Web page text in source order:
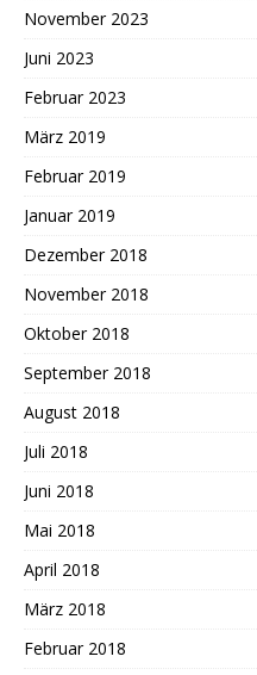
November 2023
Juni 2023
Februar 2023
März 2019
Februar 2019
Januar 2019
Dezember 2018
November 2018
Oktober 2018
September 2018
August 2018
Juli 2018
Juni 2018
Mai 2018
April 2018
März 2018
Februar 2018